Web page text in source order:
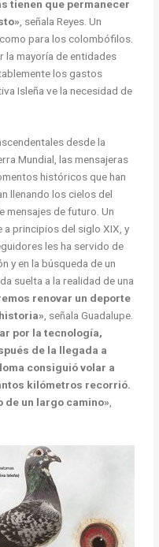
tienen que permanecer
, señala Reyes. Un
para los colombófilos.
mayoría de entidades
los gastos
Isleña ve la necesidad de
desde la
Mundial, las mensajeras
históricos que han
llenando los cielos del
mensajes de futuro. Un
principios del siglo XIX, y
les ha servido de
y en la búsqueda de un
suelta a la realidad de una
renovar un deporte
, señala Guadalupe.
por la tecnología,
de la llegada a
consiguió volar a
kilómetros recorrió.
de un largo camino»,